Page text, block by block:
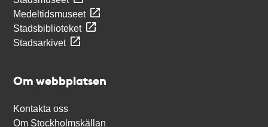
Medeltidsmuseet
Stadsbiblioteket
Stadsarkivet
Om webbplatsen
Kontakta oss
Om Stockholmskällan